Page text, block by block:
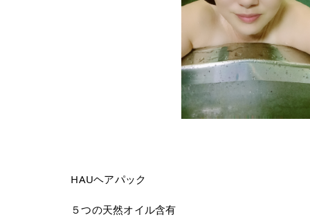
⁡HAUヘアパック
５つの天然オイル含有